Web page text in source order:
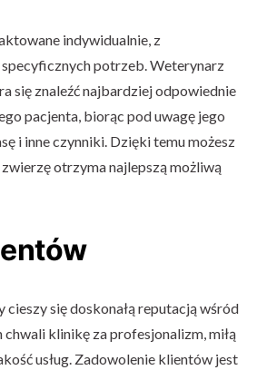
indywidualnie, z
potrzeb. Weterynarz
się znaleźć najbardziej odpowiednie
pacjenta, biorąc pod uwagę jego
i inne czynniki. Dzięki temu możesz
otrzyma najlepszą możliwą
się doskonałą reputacją wśród
klinikę za profesjonalizm, miłą
usług. Zadowolenie klientów jest